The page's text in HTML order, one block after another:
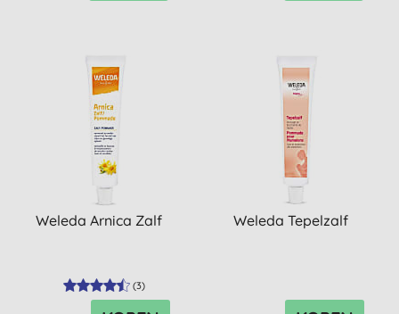
Weleda Arnica Zalf
(3)
Weleda Tepelzalf